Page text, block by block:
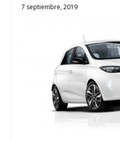
7 septiembre, 2019